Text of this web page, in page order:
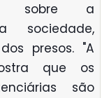
sobre a
sociedade,
presos. "A
que os
são